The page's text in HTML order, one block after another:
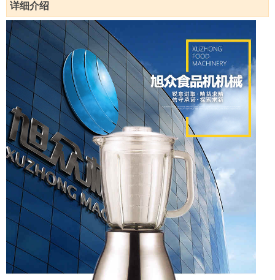
详细介绍